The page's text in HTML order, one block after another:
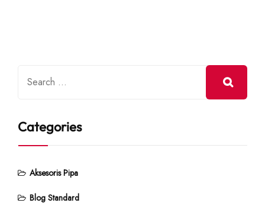
Categories
Aksesoris Pipa
Blog Standard